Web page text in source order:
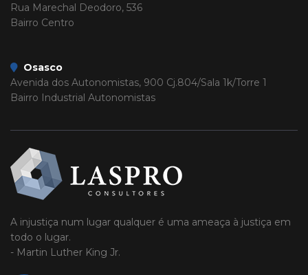
Rua Marechal Deodoro, 536
Bairro Centro
Osasco
Avenida dos Autonomistas, 900 Cj.804/Sala 1k/Torre 1
Bairro Industrial Autonomistas
A injustiça num lugar qualquer é uma ameaça à justiça em
todo o lugar.
- Martin Luther King Jr.